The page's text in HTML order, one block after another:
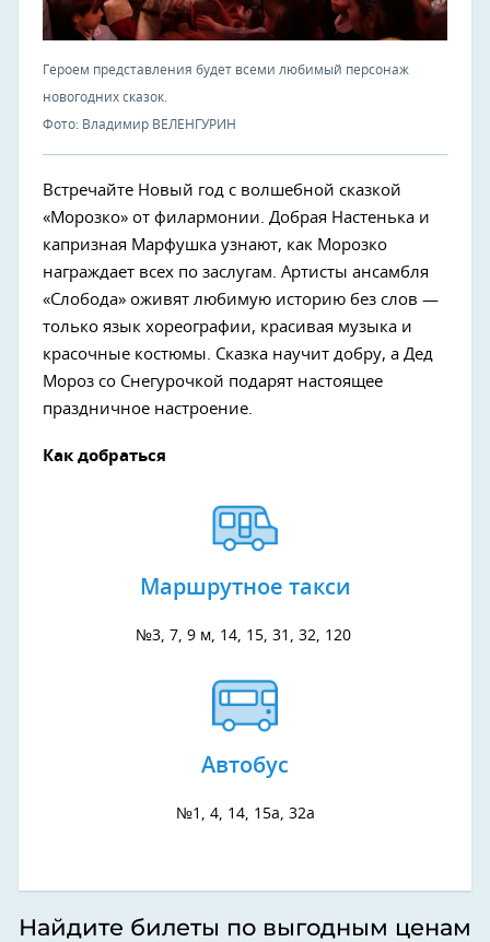
Героем представления будет всеми любимый персонаж
новогодних сказок.
Фото: Владимир ВЕЛЕНГУРИН
Встречайте Новый год с волшебной сказкой
«Морозко» от филармонии. Добрая Настенька и
капризная Марфушка узнают, как Морозко
награждает всех по заслугам. Артисты ансамбля
«Слобода» оживят любимую историю без слов —
только язык хореографии, красивая музыка и
красочные костюмы. Сказка научит добру, а Дед
Мороз со Снегурочкой подарят настоящее
праздничное настроение.
Как добраться
Маршрутное такси
№3, 7, 9 м, 14, 15, 31, 32, 120
Автобус
№1, 4, 14, 15а, 32а
Найдите билеты по выгодным ценам